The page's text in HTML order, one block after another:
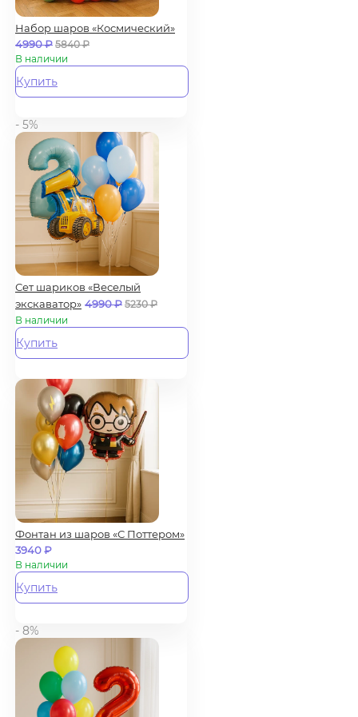
Набор шаров «Космический»
4990₽ 5840₽
В наличии
Купить
- 5%
Сет шариков «Веселый
экскаватор» 4990₽ 5230₽
В наличии
Купить
Фонтан из шаров «С Поттером»
3940₽
В наличии
Купить
- 8%